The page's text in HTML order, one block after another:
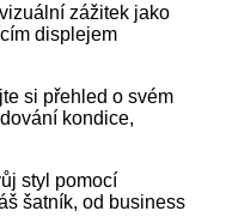
zážitek jako
displejem
si přehled o svém
kondice,
styl pomocí
šatník, od business